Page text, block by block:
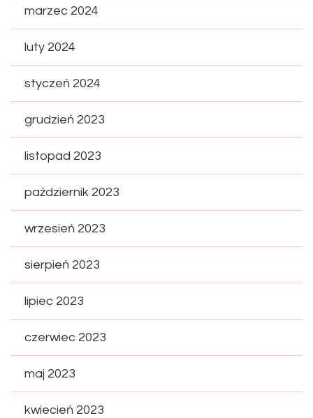
marzec 2024
luty 2024
styczeń 2024
grudzień 2023
listopad 2023
październik 2023
wrzesień 2023
sierpień 2023
lipiec 2023
czerwiec 2023
maj 2023
kwiecień 2023